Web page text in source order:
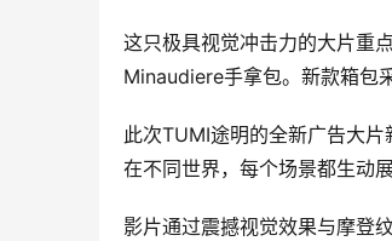
这只极具视觉冲击力的大片重
Minaudiere手拿包。新款箱包
此次TUMI途明的全新广告大
在不同世界，每个场景都生动
影片通过震撼视觉效果与摩登